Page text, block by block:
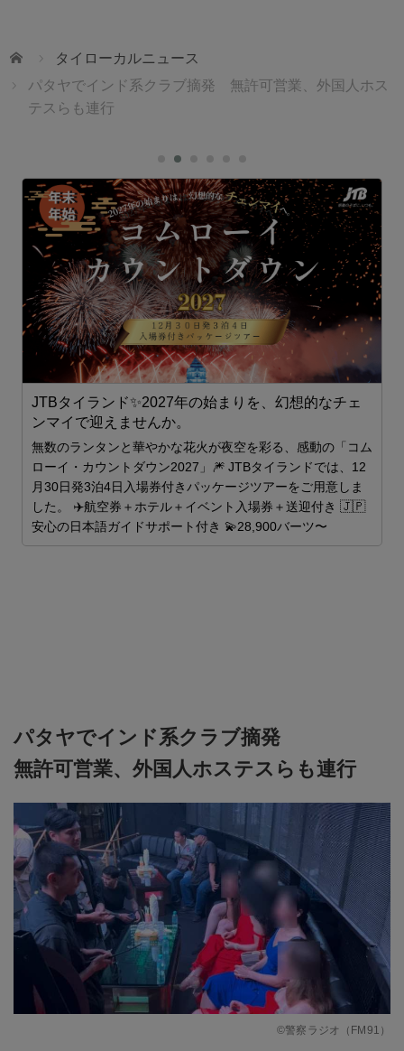
ホーム
タイローカルニュース
パタヤでインド系クラブ摘発 無許可営業、外国人ホス
テスらも連行
JTBタイランド✨2027年の始まりを、幻想的なチェ
ンマイで迎えませんか。
無数のランタンと華やかな花火が夜空を彩る、感動の「コム
ローイ・カウントダウン2027」🎆 JTBタイランドでは、12
月30日発3泊4日入場券付きパッケージツアーをご用意しま
した。 ✈️航空券＋ホテル＋イベント入場券＋送迎付き 🇯🇵
安心の日本語ガイドサポート付き 💫28,900バーツ〜
パタヤでインド系クラブ摘発
無許可営業、外国人ホステスらも連行
©警察ラジオ（FM91）